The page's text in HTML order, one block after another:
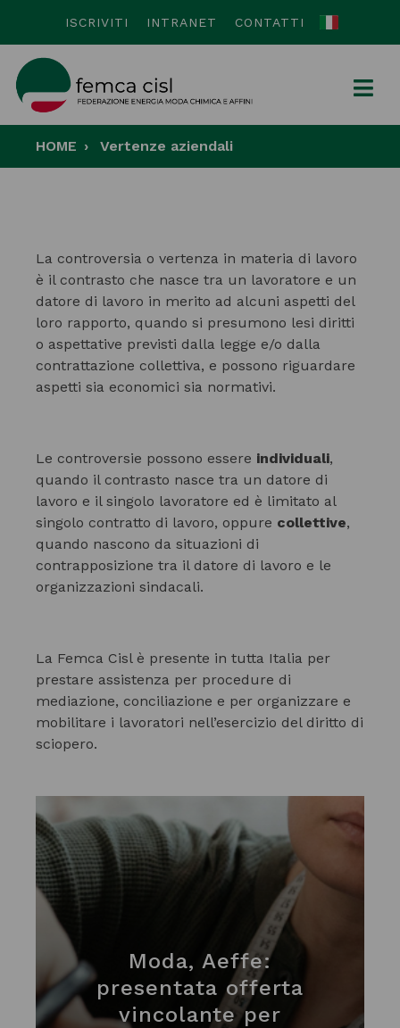
ISCRIVITI INTRANET CONTATTI
HOME Vertenze aziendali
La controversia o vertenza in materia di lavoro
è il contrasto che nasce tra un lavoratore e un
datore di lavoro in merito ad alcuni aspetti del
loro rapporto, quando si presumono lesi diritti
o aspettative previsti dalla legge e/o dalla
contrattazione collettiva, e possono riguardare
aspetti sia economici sia normativi.
Le controversie possono essere individuali,
quando il contrasto nasce tra un datore di
lavoro e il singolo lavoratore ed è limitato al
singolo contratto di lavoro, oppure collettive,
quando nascono da situazioni di
contrapposizione tra il datore di lavoro e le
organizzazioni sindacali.
La Femca Cisl è presente in tutta Italia per
prestare assistenza per procedure di
mediazione, conciliazione e per organizzare e
mobilitare i lavoratori nell’esercizio del diritto di
sciopero.
Moda, Aeffe:
presentata offerta
vincolante per